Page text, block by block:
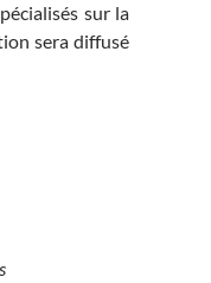
sur la
sera diffusé